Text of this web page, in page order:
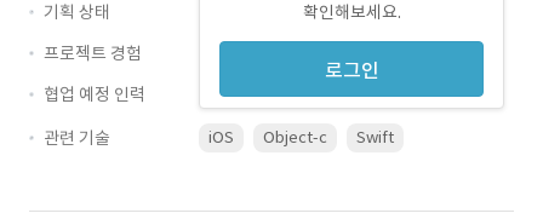
확인해보세요.
로그인
기획 상태
프로젝트 경험
협업 예정 인력
관련 기술
iOS Object-c Swift